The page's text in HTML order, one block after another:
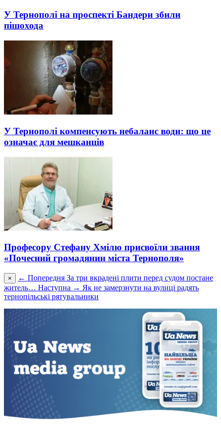
У Тернополі на проспекті Бандери збили
пішохода
У Тернополі компенсують небаланс води: що це
означає для мешканців
Професору Стефану Хмілю присвоїли звання
«Почесний громадянин міста Тернополя»
× ← Попередня За три вкрадені плити перед судом постане
житель… Наступна → Як не замерзнути на вулиці радять
тернопільські рятувальники